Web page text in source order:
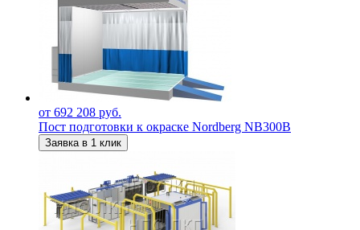
от 692 208 руб.
Пост подготовки к окраске Nordberg NB300B
Заявка в 1 клик